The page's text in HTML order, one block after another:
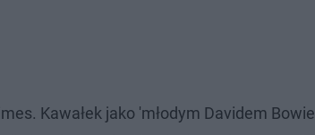
Kawałek jako 'młodym Davidem